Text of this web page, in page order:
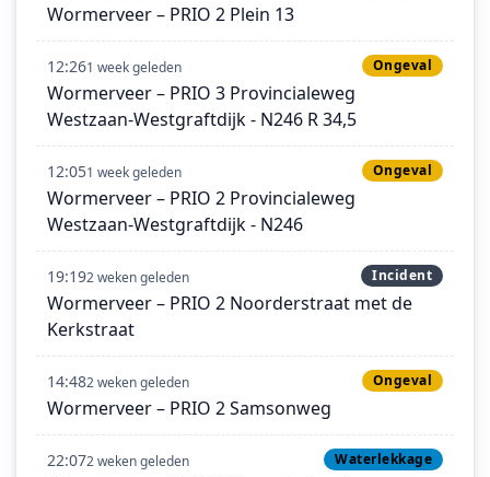
Wormerveer – PRIO 2 Plein 13
12:261 week geleden Ongeval
Wormerveer – PRIO 3 Provincialeweg
Westzaan-Westgraftdijk - N246 R 34,5
12:051 week geleden Ongeval
Wormerveer – PRIO 2 Provincialeweg
Westzaan-Westgraftdijk - N246
19:192 weken geleden Incident
Wormerveer – PRIO 2 Noorderstraat met de
Kerkstraat
14:482 weken geleden Ongeval
Wormerveer – PRIO 2 Samsonweg
22:072 weken geleden Waterlekkage